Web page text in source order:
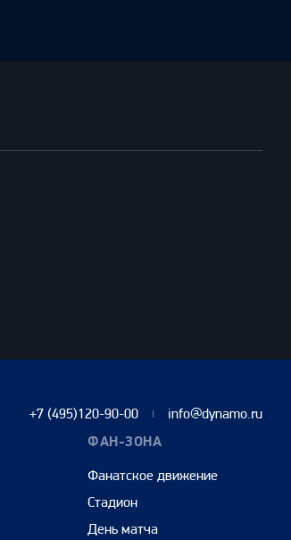
+7 (495)120-90-00 info@dynamo.ru
ФАН-ЗОНА
Фанатское движение
Стадион
День матча